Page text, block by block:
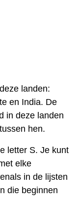
landen:
en India. De
in deze landen
hen.
letter S. Je kunt
elke
in de lijsten
die beginnen